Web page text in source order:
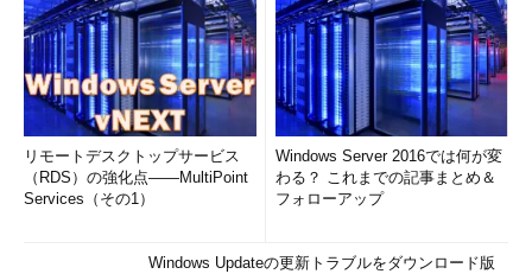
リモートデスクトップサービス
（RDS）の強化点――MultiPoint
Services（その1）
Windows Server 2016では何が変
わる？ これまでの記事まとめ＆
フォローアップ
Windows Updateの更新トラブルをダウンロード版